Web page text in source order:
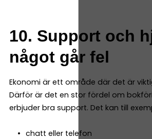
10. Support och
något går fel
Ekonomi är ett område där det är
Därför är det en stor fördel om
erbjuder bra support. Det kan till
chatt eller telefon